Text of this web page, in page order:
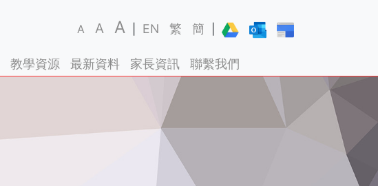
A A A EN 繁 簡
教學資源 最新資料 家長資訊 聯繫我們